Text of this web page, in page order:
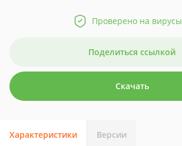
Проверено на вирусы
Поделиться ссылкой
Скачать
Характеристики Версии